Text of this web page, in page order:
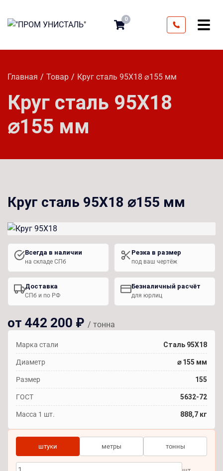
0
Главная Товар Круг сталь 95Х18 ⌀155 мм
Круг сталь 95Х18
⌀155 мм
Круг сталь 95Х18 ⌀155 мм
Всегда в наличии
на складе СПб
Резка в размер
под ваш чертёж
Доставка
СПб и по РФ
Безналичный расчёт
для юрлиц
от 442 200 ₽ / тонна
Марка стали Сталь 95Х18
Диаметр ⌀ 155 мм
Размер 155
ГОСТ 5632-72
Масса 1 шт. 888,7 кг
штуки метры тонны